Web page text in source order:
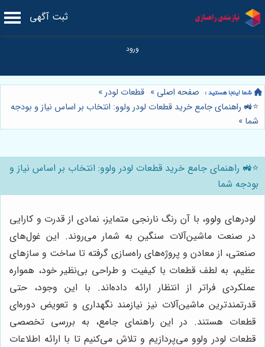
ثبت آگهی
صفحه اصلی » قطعات لودر»
⭐️🚜 راهنمای جامع خرید قطعات لودر ولوو: انتخاب بر اساس نیاز و بودجه
شما »
⭐️🚜 راهنمای جامع خرید قطعات لودر ولوو: انتخاب بر اساس نیاز و
بودجه شما
لودرهای ولوو، با آن رنگ نارنجی متمایز، نمادی از قدرت و کارایی
در صنعت ماشین‌آلات سنگین به شمار می‌روند. این غول‌های
صنعتی، از معادن و پروژه‌های راه‌سازی گرفته تا ساخت و سازهای
عظیم، به لطف قطعات با کیفیت و طراحی بی‌نظیر خود، همواره
عملکردی فراتر از انتظار ارائه داده‌اند. با این وجود، حتی
قدرتمندترین ماشین‌آلات نیز نیازمند نگهداری و تعویض دوره‌ای
قطعات هستند. در این راهنمای جامع، به بررسی تخصصی
قطعات لودر ولوو می‌پردازیم و تلاش می‌کنیم تا با ارائه اطلاعات